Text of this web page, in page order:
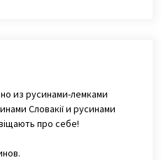
из русинами-лемками
Словакії и русинами
про себе!